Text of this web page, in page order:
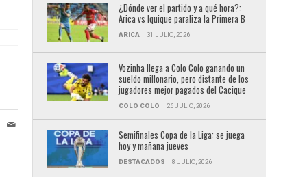
¿Dónde ver el partido y a qué hora?:
Arica vs Iquique paraliza la Primera B
ARICA 31 JULIO, 2026
Vozinha llega a Colo Colo ganando un
sueldo millonario, pero distante de los
jugadores mejor pagados del Cacique
COLO COLO 26 JULIO, 2026
Semifinales Copa de la Liga: se juega
hoy y mañana jueves
DESTACADOS 8 JULIO, 2026